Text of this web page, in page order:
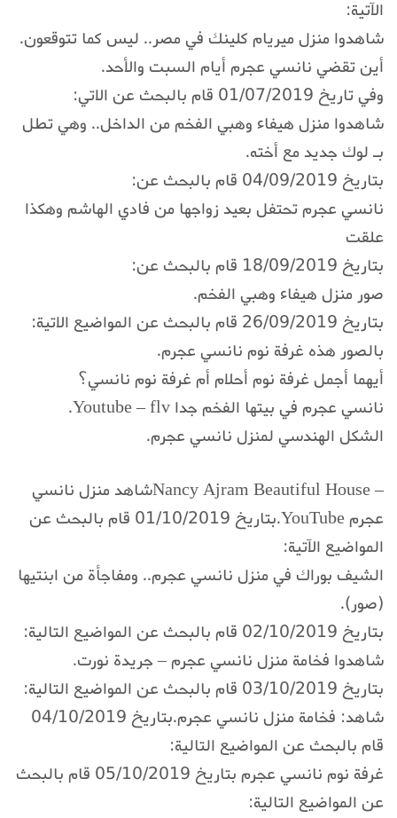
الآتية:
شاهدوا منزل ميريام كلينك في مصر.. ليس كما تتوقعون.
أين تقضي نانسي عجرم أيام السبت والأحد.
وفي تاريخ 01/07/2019 قام بالبحث عن الاتي:
شاهدوا منزل هيفاء وهبي الفخم من الداخل.. وهي تطل
بـ لوك جديد مع أخته.
بتاريخ 04/09/2019 قام بالبحث عن:
نانسي عجرم تحتفل بعيد زواجها من فادي الهاشم وهكذا
علقت
بتاريخ 18/09/2019 قام بالبحث عن:
صور منزل هيفاء وهبي الفخم.
بتاريخ 26/09/2019 قام بالبحث عن المواضيع الاتية:
بالصور هذه غرفة نوم نانسي عجرم.
أيهما أجمل غرفة نوم أحلام أم غرفة نوم نانسي؟
نانسي عجرم في بيتها الفخم جدا Youtube – flv.
الشكل الهندسي لمنزل نانسي عجرم.
– Nancy Ajram Beautiful Houseشاهد منزل نانسي
عجرم YouTube.بتاريخ 01/10/2019 قام بالبحث عن
المواضيع الآتية:
الشيف بوراك في منزل نانسي عجرم.. ومفاجأة من ابنتيها
(صور).
بتاريخ 02/10/2019 قام بالبحث عن المواضيع التالية:
شاهدوا فخامة منزل نانسي عجرم – جريدة نورت.
بتاريخ 03/10/2019 قام بالبحث عن المواضيع التالية:
شاهد: فخامة منزل نانسي عجرم.بتاريخ 04/10/2019
قام بالبحث عن المواضيع التالية:
غرفة نوم نانسي عجرم بتاريخ 05/10/2019 قام بالبحث
عن المواضيع التالية: